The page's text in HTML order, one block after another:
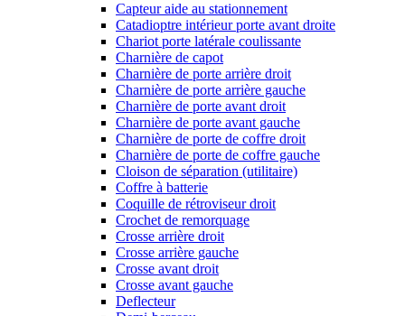
Capteur aide au stationnement
Catadioptre intérieur porte avant droite
Chariot porte latérale coulissante
Charnière de capot
Charnière de porte arrière droit
Charnière de porte arrière gauche
Charnière de porte avant droit
Charnière de porte avant gauche
Charnière de porte de coffre droit
Charnière de porte de coffre gauche
Cloison de séparation (utilitaire)
Coffre à batterie
Coquille de rétroviseur droit
Crochet de remorquage
Crosse arrière droit
Crosse arrière gauche
Crosse avant droit
Crosse avant gauche
Deflecteur